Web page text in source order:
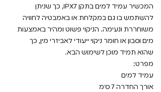
המכשיר עמיד למים בתקן IPX7, כך שניתן
להשתמש בו גם במקלחת או באמבטיה לחוויה
משוחררת ונעימה. הניקוי פשוט ומהיר באמצעות
מים וסבון או חומר ניקוי ייעודי לאביזרי מין, כך
שהוא תמיד מוכן לשימוש הבא.
מפרט:
עמיד למים
אורך החדרה 7 ס״מ